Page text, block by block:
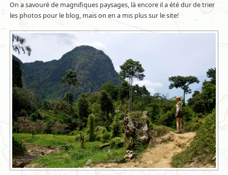
On a savouré de magnifiques paysages, là encore il a été dur de trier
les photos pour le blog, mais on en a mis plus sur le site!